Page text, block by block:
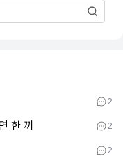
2
한 끼 2
2